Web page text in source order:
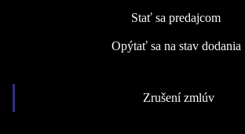
Stať sa predajcom
Opýtať sa na stav dodania
Zrušení zmlúv